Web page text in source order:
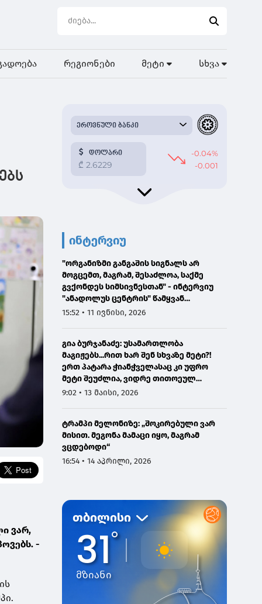
რეგიონები მეტი სხვა
ვარ,
-
ინტერვიუ
"ორგანიზმი განგაშის სიგნალს არ
მოგცემთ, მაგრამ, შესაძლოა, საქმე
გვქონდეს სიმსივნესთან" - ინტერვიუ
"ანადოლუს ცენტრის" წამყვან
ონკოლოგთან
15:52 • 11 ივნისი, 2026
გია ბურჯანაძე: უსამართლობა
მაგიჟებს...რით ხარ შენ სხვაზე მეტი?!
ერთ პატარა ჭიანჭველასაც კი უფრო
მეტი შეუძლია, ვიდრე თითოეულ
ჩვენგანს...
9:02 • 13 მაისი, 2026
ტრამპი მელონიზე: „შოკირებული ვარ
მისით. მეგონა მამაცი იყო, მაგრამ
ვცდებოდი“
16:54 • 14 აპრილი, 2026